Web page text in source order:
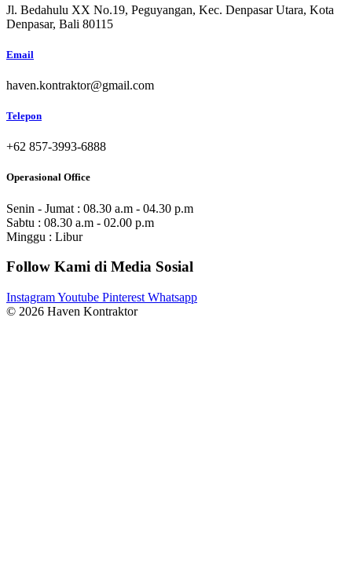
Jl. Bedahulu XX No.19, Peguyangan, Kec. Denpasar Utara, Kota
Denpasar, Bali 80115
Email
haven.kontraktor@gmail.com
Telepon
+62 857-3993-6888
Operasional Office
Senin - Jumat : 08.30 a.m - 04.30 p.m
Sabtu : 08.30 a.m - 02.00 p.m
Minggu : Libur
Follow Kami di Media Sosial
InstagramYoutube Pinterest Whatsapp
© 2026 Haven Kontraktor